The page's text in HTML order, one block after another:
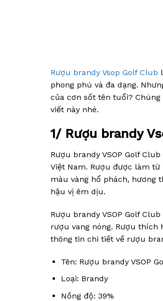
Rượu brandy Vsop Golf Club
phong phú và đa dạng.
của cơn sốt tên tuổi? Chúng
viết này nhé.
1/ Rượu brandy
Rượu brandy VSOP Golf
Việt Nam. Rượu được làm
màu vàng hổ phách, hương
hậu vị êm dịu.
Rượu brandy VSOP Golf
rượu vang nóng. Rượu thích
thông tin chi tiết về rượu
Tên: Rượu brandy VSOP
Loại: Brandy
Nồng độ: 39%